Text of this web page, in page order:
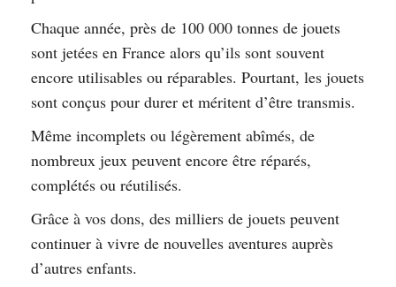
Chaque année, près de 100 000 tonnes de jouets
sont jetées en France alors qu’ils sont souvent
encore utilisables ou réparables. Pourtant, les jouets
sont conçus pour durer et méritent d’être transmis.
Même incomplets ou légèrement abîmés, de
nombreux jeux peuvent encore être réparés,
complétés ou réutilisés.
Grâce à vos dons, des milliers de jouets peuvent
continuer à vivre de nouvelles aventures auprès
d’autres enfants.